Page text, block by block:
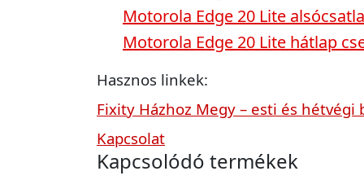
Motorola Edge 20 Lite
Motorola Edge 20 Lite hátlap
Hasznos linkek:
Fixity Házhoz Megy – esti és hétvégi
Kapcsolat
Kapcsolódó termékek